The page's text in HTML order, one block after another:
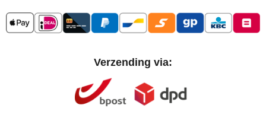
Verzending via: